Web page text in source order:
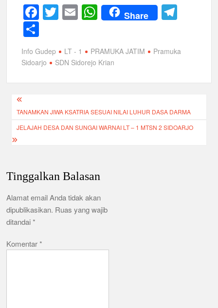
F
a
c
e
b
o
o
k
T
wi
tt
er
E
m
ail
W
h
at
s
p
p
Share
gr
m
h
ar
Info Gudep LT - 1 PRAMUKA JATIM
Pramuka
Sidoarjo
SDN Sidorejo Krian
Navigasi
pos
TANAMKAN JIWA KSATRIA SESUAI NILAI LUHUR DASA DARMA
JELAJAH DESA DAN SUNGAI WARNAI LT – 1 MTSN 2 SIDOARJO
Tinggalkan Balasan
Alamat email Anda tidak akan
dipublikasikan. Ruas yang wajib
ditandai*
Komentar*